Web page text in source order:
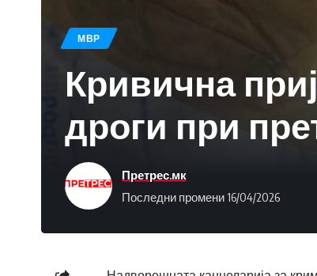
МВР
Кривична
дроги при
Последни промени 16/04/2026
Претрес.мк